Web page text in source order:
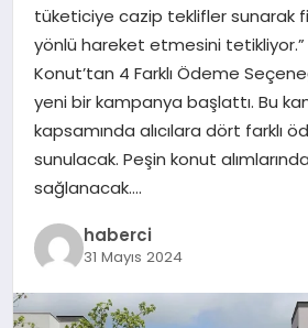
tüketiciye cazip teklifler sunarak
yönlü hareket etmesini tetikliyor.”
Konut’tan 4 Farklı Ödeme
yeni bir kampanya başlattı. Bu
kapsamında alıcılara dört farklı
sunulacak. Peşin konut
sağlanacak….
haberci
31 Mayıs 2024